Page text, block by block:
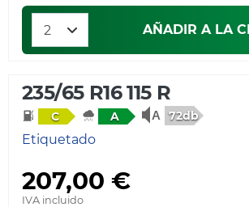
AÑADIR A LA
235/65 R16 115 R
C A 72db
Etiquetado
207,00 €
IVA incluido